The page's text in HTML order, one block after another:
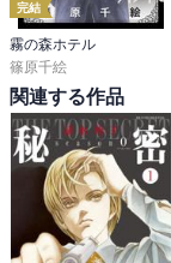
完結
霧の森ホテル
篠原千絵
関連する作品